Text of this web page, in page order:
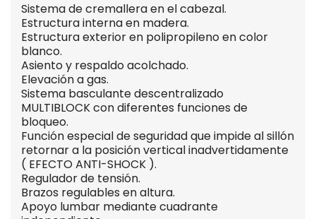
Sistema de cremallera en el cabezal.
Estructura interna en madera.
Estructura exterior en polipropileno en color
blanco.
Asiento y respaldo acolchado.
Elevación a gas.
Sistema basculante descentralizado
MULTIBLOCK con diferentes funciones de
bloqueo.
Función especial de seguridad que impide al sillón
retornar a la posición vertical inadvertidamente
( EFECTO ANTI-SHOCK ).
Regulador de tensión.
Brazos regulables en altura.
Apoyo lumbar mediante cuadrante